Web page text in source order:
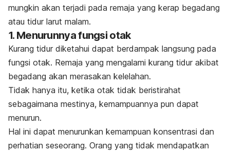
mungkin akan terjadi pada remaja yang kerap begadang
atau tidur larut malam.
1. Menurunnya fungsi otak
Kurang tidur diketahui dapat berdampak langsung pada
fungsi otak. Remaja yang mengalami kurang tidur akibat
begadang akan merasakan kelelahan.
Tidak hanya itu, ketika otak tidak beristirahat
sebagaimana mestinya, kemampuannya pun dapat
menurun.
Hal ini dapat menurunkan kemampuan konsentrasi dan
perhatian seseorang. Orang yang tidak mendapatkan